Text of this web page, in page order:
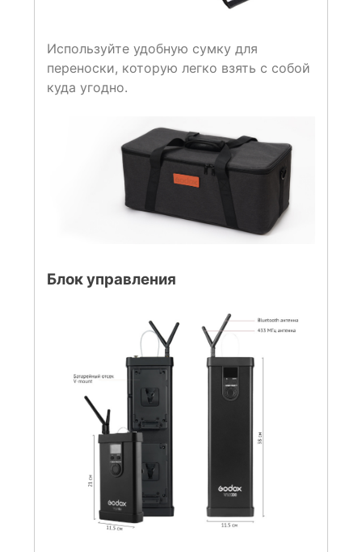
Используйте удобную сумку для
переноски, которую легко взять с собой
куда угодно.
Блок управления